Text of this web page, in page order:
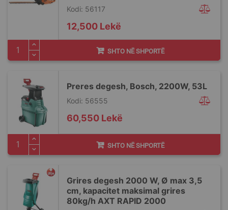
Kodi: 56117
12,500 Lekë
SHTO NË SHPORTË
Preres degesh, Bosch, 2200W, 53L
Kodi: 56555
60,550 Lekë
SHTO NË SHPORTË
Grires degesh 2000 W, Ø max 3,5
cm, kapacitet maksimal grires
80kg/h AXT RAPID 2000